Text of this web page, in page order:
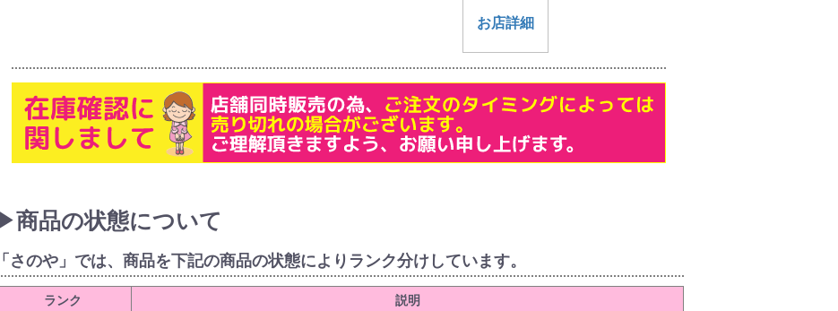
お店詳細
▶商品の状態について
「さのや」では、商品を下記の商品の状態によりランク分けしています。
ランク
説明